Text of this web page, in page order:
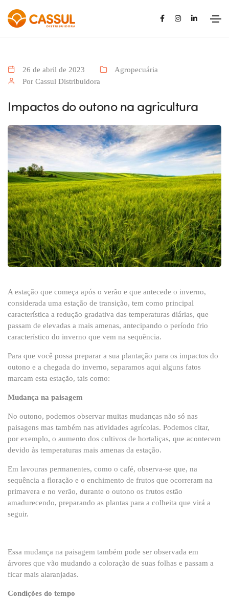
26 de abril de 2023
Agropecuária
Por Cassul Distribuidora
Impactos do outono na agricultura
A estação que começa após o verão e que antecede o inverno,
considerada uma estação de transição, tem como principal
característica a redução gradativa das temperaturas diárias, que
passam de elevadas a mais amenas, antecipando o período frio
característico do inverno que vem na sequência.
Para que você possa preparar a sua plantação para os impactos do
outono e a chegada do inverno, separamos aqui alguns fatos
marcam esta estação, tais como:
Mudança na paisagem
No outono, podemos observar muitas mudanças não só nas
paisagens mas também nas atividades agrícolas. Podemos citar,
por exemplo, o aumento dos cultivos de hortaliças, que acontecem
devido às temperaturas mais amenas da estação.
Em lavouras permanentes, como o café, observa-se que, na
sequência a floração e o enchimento de frutos que ocorreram na
primavera e no verão, durante o outono os frutos estão
amadurecendo, preparando as plantas para a colheita que virá a
seguir.
Essa mudança na paisagem também pode ser observada em
árvores que vão mudando a coloração de suas folhas e passam a
ficar mais alaranjadas.
Condições do tempo